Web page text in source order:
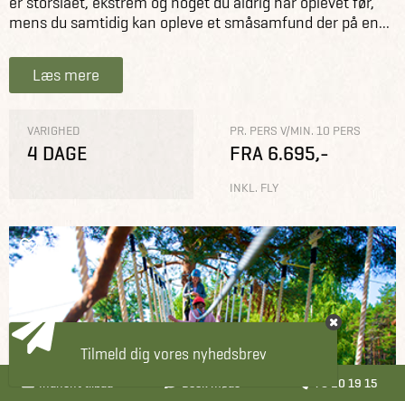
mens du samtidig kan opleve et småsamfund der på en...
Læs mere
VARIGHED
4 DAGE
PR. PERS V/MIN. 10 PERS
FRA 6.695,-
INKL. FLY
Indhent tilbud Book møde 70 20 19 15
Tilmeld dig vores nyhedsbrev